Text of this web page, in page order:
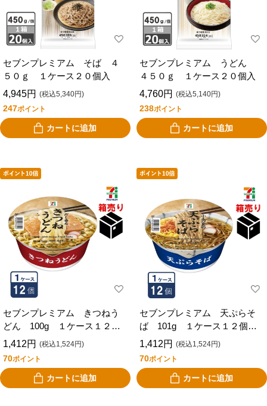
セブンプレミアム そば ４
５０ｇ １ケース２０個入
4,945円 (税込5,340円)
247ポイント
カートに追加
セブンプレミアム うどん
４５０ｇ １ケース２０個入
4,760円 (税込5,140円)
238ポイント
カートに追加
セブンプレミアム きつねう
どん 100g １ケース１２個
入り
1,412円 (税込1,524円)
70ポイント
カートに追加
セブンプレミアム 天ぷらそ
ば 101g １ケース１２個入
り
1,412円 (税込1,524円)
70ポイント
カートに追加